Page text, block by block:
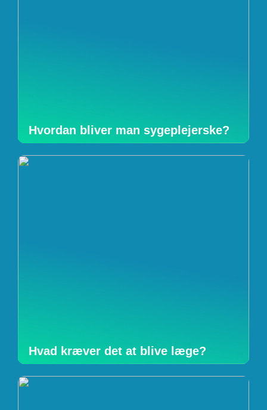
Hvordan bliver man sygeplejerske?
Hvad kræver det at blive læge?